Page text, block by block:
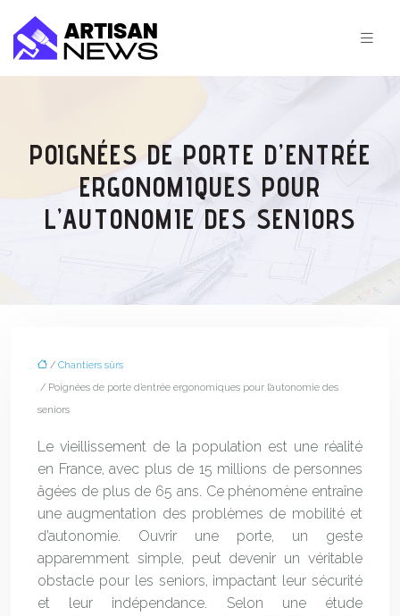
POIGNÉES DE PORTE D’ENTRÉE
ERGONOMIQUES POUR
L’AUTONOMIE DES SENIORS
/ Chantiers sûrs
/ Poignées de porte d’entrée ergonomiques pour l’autonomie des
seniors
Le vieillissement de la population est une réalité
en France, avec plus de 15 millions de personnes
âgées de plus de 65 ans. Ce phénomène entraîne
une augmentation des problèmes de mobilité et
d’autonomie. Ouvrir une porte, un geste
apparemment simple, peut devenir un véritable
obstacle pour les seniors, impactant leur sécurité
et leur indépendance. Selon une étude